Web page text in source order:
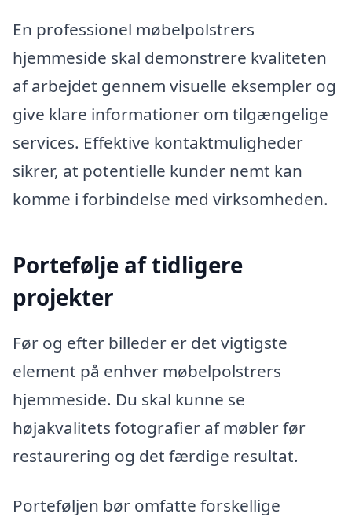
En professionel møbelpolstrers
hjemmeside skal demonstrere kvaliteten
af arbejdet gennem visuelle eksempler og
give klare informationer om tilgængelige
services. Effektive kontaktmuligheder
sikrer, at potentielle kunder nemt kan
komme i forbindelse med virksomheden.
Portefølje af tidligere
projekter
Før og efter billeder er det vigtigste
element på enhver møbelpolstrers
hjemmeside. Du skal kunne se
højakvalitets fotografier af møbler før
restaurering og det færdige resultat.
Porteføljen bør omfatte forskellige